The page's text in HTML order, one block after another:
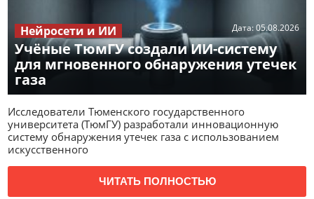
Учёные ТюмГУ создали ИИ-систему
для мгновенного обнаружения утечек
газа
Дата:05.08.2026
Нейросети и ИИ
Исследователи Тюменского государственного
университета (ТюмГУ) разработали инновационную
систему обнаружения утечек газа с использованием
искусственного
ЧИТАТЬ ПОЛНОСТЬЮ